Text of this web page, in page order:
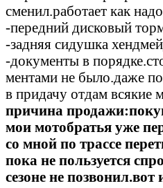
сменил.работает как
-передний дисковый
-задняя сидушка
-документы в
ментами не было.даже
в придачу отдам всякие
причина
мои мотобратья уже
со мной по трассе
пока не пользуется
сезоне не